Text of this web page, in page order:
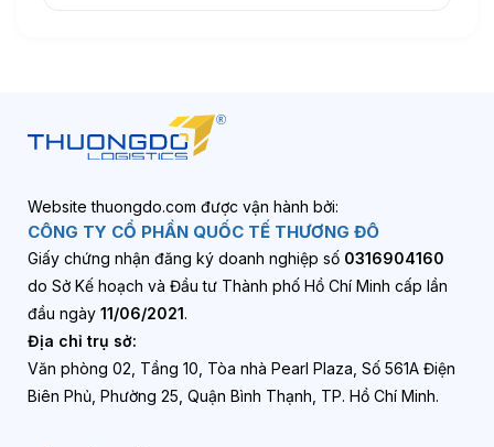
Website thuongdo.com được vận hành bởi:
CÔNG TY CỔ PHẦN QUỐC TẾ THƯƠNG ĐÔ
Giấy chứng nhận đăng ký doanh nghiệp số 0316904160
do Sở Kế hoạch và Đầu tư Thành phố Hồ Chí Minh cấp lần
đầu ngày 11/06/2021.
Địa chỉ trụ sở:
Văn phòng 02, Tầng 10, Tòa nhà Pearl Plaza, Số 561A Điện
Biên Phủ, Phường 25, Quận Bình Thạnh, TP. Hồ Chí Minh.